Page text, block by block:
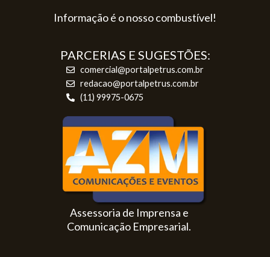
Informação é o nosso combustível!
PARCERIAS E SUGESTÕES:
comercial@portalpetrus.com.br
redacao@portalpetrus.com.br
(11) 99975-0675
Assessoria de Imprensa e
Comunicação Empresarial.